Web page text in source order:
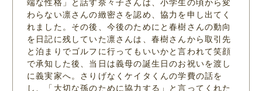
わらない凛さんの緻密さを認め、協力を申し出てく
れました。その後、今後のためにと春樹さんの動向
を日記に残していた凛さんは、春樹さんから取引先
と泊まりでゴルフに行ってもいいかと言われて笑顔
で承知した後、当日は義母の誕生日のお祝いを渡し
に義実家へ。さりげなくケイタくんの学費の話を
し、「大切な孫のために協力する」と言ってくれた